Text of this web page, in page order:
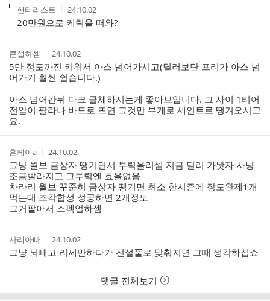
작
성
자
헌터리스트
작
성
시
간
24.10.02
20만원으로 케릭을 떠와?
작
성
자
큰설하셈
작
성
시
간
24.10.02
5만 정도까진 키워서 아스 넘어가시고(딜러보단 프리가 아스 넘
어가기 훨씬 쉽습니다.)
아스 넘어간뒤 다크 클체하시는게 좋아보입니다. 그 사이 1티어
전압이 팔라나 바드로 뜨면 그것만 부케로 세인트로 땡겨오시고
요.
작
성
자
훈케이a
작
성
시
간
24.10.02
그냥 월보 금상자 땡기면서 투력올리셈 지금 딜러 가봣자 사냥
조금빨라지고 그투력엔 효율없음
차라리 월보 꾸준히 금상자 땡기면 최소 한시즌에 장도완제1개
먹는대 조각합성 성공하면 2개정도
그거팔아서 스펙업하셈
작
성
자
사리아빠
작
성
시
간
24.10.02
그냥 뇌빼고 리세만하다가 전설풀로 맞춰지면 그때 생각하십쇼
댓글 전체보기